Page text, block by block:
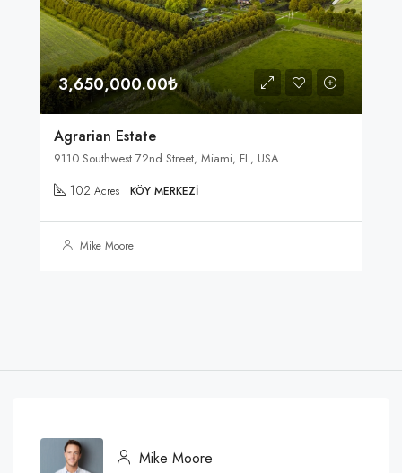
3,650,000.00₺
Agrarian Estate
9110 Southwest 72nd Street, Miami, FL, USA
102 Acres KÖY MERKEZI
Mike Moore
Mike Moore